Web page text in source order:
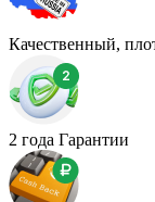
Качественный,
2 года Гарантии